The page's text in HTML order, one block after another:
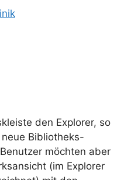
den Explorer, so
Bibliotheks-
möchten aber
(im Explorer